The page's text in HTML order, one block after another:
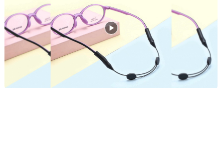
Bagian konektor strap kacamata ini memiliki diameter 5 mm yang
bisa digunakan untuk semua model kacamata. Pastikan kacamata
yang Anda punya memiliki tangkai dengan diameter tipis agar
nyaman digunakan.
Bahan Silikon Berkualitas
Strap kacamata SHINKODA menggunakan bahan silikon dan nilon
berkualitas sehingga awet digunakan dalam jangka waktu lama.
Material ini juga nyaman dikenakan di kepala meskipun Anda pakai
untuk waktu yang lama.